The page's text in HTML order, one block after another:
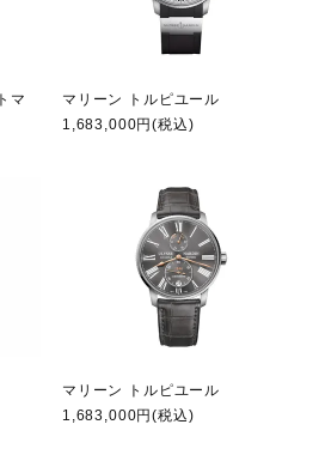
マ
マリーン トルピユール
1,683,000円(税込)
マリーン トルピユール
1,683,000円(税込)